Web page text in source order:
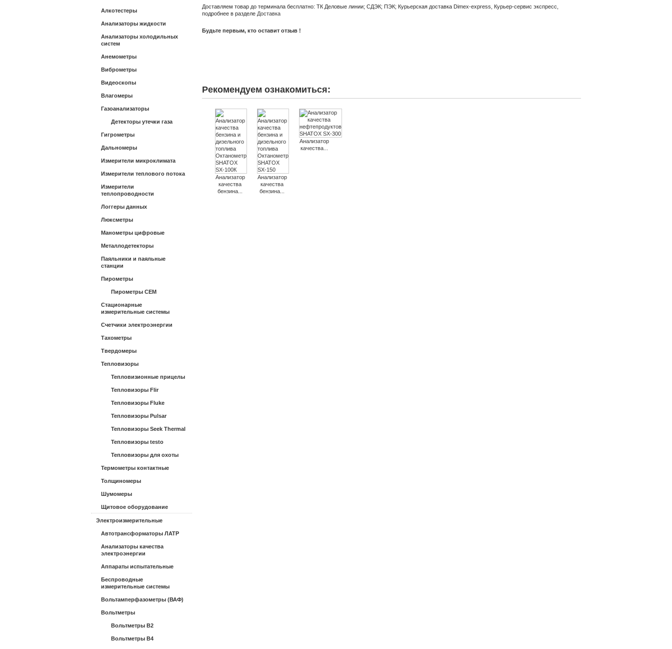
Алкотестеры
Анализаторы жидкости
Анализаторы холодильных
систем
Анемометры
Виброметры
Видеоскопы
Влагомеры
Газоанализаторы
Детекторы утечки газа
Гигрометры
Дальномеры
Измерители микроклимата
Измерители теплового потока
Измерители
теплопроводности
Логгеры данных
Люксметры
Манометры цифровые
Металлодетекторы
Паяльники и паяльные
станции
Пирометры
Пирометры CEM
Стационарные
измерительные системы
Счетчики электроэнергии
Тахометры
Твердомеры
Тепловизоры
Тепловизионные прицелы
Тепловизоры Flir
Тепловизоры Fluke
Тепловизоры Pulsar
Тепловизоры Seek Thermal
Тепловизоры testo
Тепловизоры для охоты
Термометры контактные
Толщиномеры
Шумомеры
Щитовое оборудование
Электроизмерительные
Автотрансформаторы ЛАТР
Анализаторы качества
электроэнергии
Аппараты испытательные
Беспроводные
измерительные системы
Вольтамперфазометры (ВАФ)
Вольтметры
Вольтметры В2
Вольтметры В4
Доставляем товар до терминала бесплатно: ТК Деловые линии; СДЭК; ПЭК; Курьерская доставка Dimex-express, Курьер-сервис экспресс,
подробнее в разделе Доставка
Будьте первым, кто оставит отзыв !
Рекомендуем ознакомиться:
Анализатор
качества
бензина...
Анализатор
качества
бензина...
Анализатор
качества...